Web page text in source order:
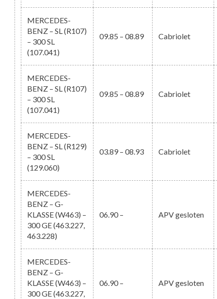
MERCEDES-
BENZ – SL (R107)
– 300 SL
(107.041)
09.85 – 08.89 Cabriolet
MERCEDES-
BENZ – SL (R107)
– 300 SL
(107.041)
09.85 – 08.89 Cabriolet
MERCEDES-
BENZ – SL (R129)
– 300 SL
(129.060)
03.89 – 08.93 Cabriolet
MERCEDES-
BENZ – G-
KLASSE (W463) –
300 GE (463.227,
463.228)
06.90 – APV gesloten
MERCEDES-
BENZ – G-
KLASSE (W463) –
300 GE (463.227,
06.90 – APV gesloten